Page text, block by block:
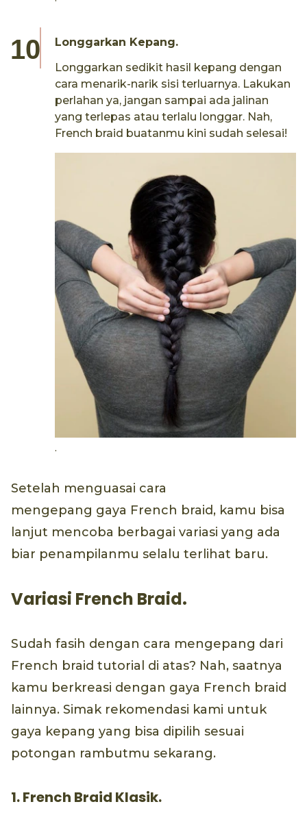
Longgarkan Kepang.
Longgarkan sedikit hasil kepang dengan
cara menarik-narik sisi terluarnya. Lakukan
perlahan ya, jangan sampai ada jalinan
yang terlepas atau terlalu longgar. Nah,
French braid buatanmu kini sudah selesai!
.
Setelah menguasai cara
mengepang gaya French braid, kamu bisa
lanjut mencoba berbagai variasi yang ada
biar penampilanmu selalu terlihat baru.
Variasi French Braid.
Sudah fasih dengan cara mengepang dari
French braid tutorial di atas? Nah, saatnya
kamu berkreasi dengan gaya French braid
lainnya. Simak rekomendasi kami untuk
gaya kepang yang bisa dipilih sesuai
potongan rambutmu sekarang.
1. French Braid Klasik.